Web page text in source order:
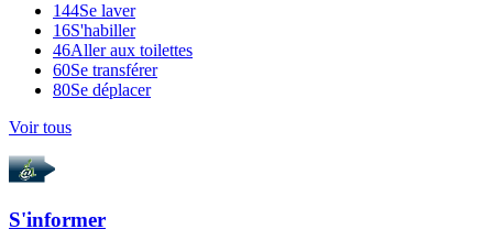
144Se laver
16S'habiller
46Aller aux toilettes
60Se transférer
80Se déplacer
Voir tous
S'informer